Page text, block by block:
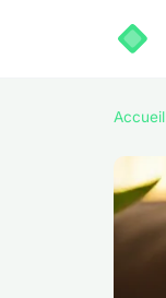
Accueil